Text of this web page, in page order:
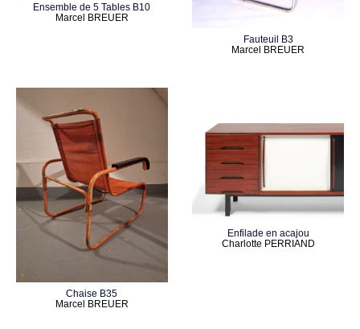
Ensemble de 5 Tables B10
Marcel BREUER
Fauteuil B3
Marcel BREUER
Chaise B35
Marcel BREUER
Enfilade en acajou
Charlotte PERRIAND